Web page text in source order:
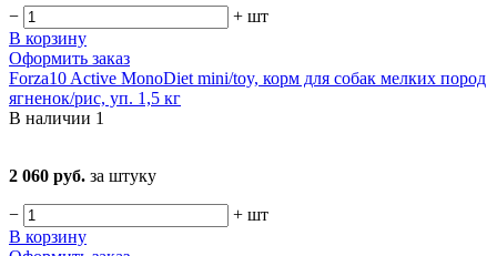
− + шт
В корзину
Оформить заказ
Forza10 Active MonoDiet mini/toy, корм для собак мелких пород
ягненок/рис, уп. 1,5 кг
В наличии 1
2 060 руб. за штуку
− + шт
В корзину